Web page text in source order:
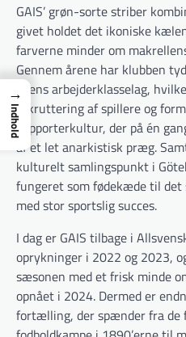
GAIS’ grøn-sorte striber
givet holdet det ikoniske
farverne minder om
Gennem årene har klubben
byens arbejderklasselag,
rekruttering af spillere og
supporterkultur, der på én
af et let anarkistisk præg.
kulturelt samlingspunkt i
fungeret som fødekæde til det
med stor sportslig succes.
I dag er GAIS tilbage i
oprykninger i 2022 og 2023,
sæsonen med et frisk minde
opnået i 2024. Dermed er
fortælling, der spænder fra de
→
Indhold